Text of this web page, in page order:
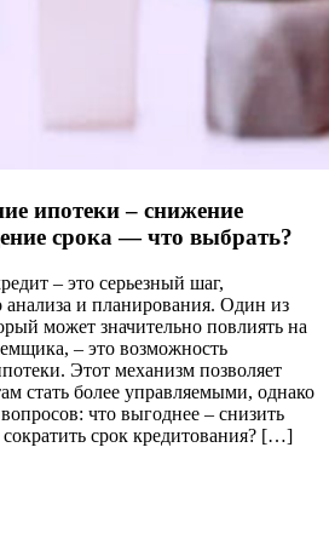
ипотеки – снижение
срока — что выбрать?
– это серьезный шаг,
и планирования. Один из
может значительно повлиять на
– это возможность
Этот механизм позволяет
стать более управляемыми, однако
что выгоднее – снизить
срок кредитования? […]